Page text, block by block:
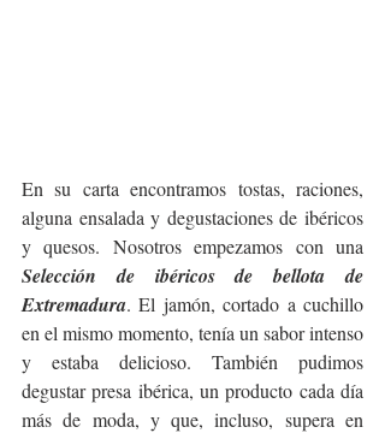
En su carta encontramos tostas, raciones,
alguna ensalada y degustaciones de ibéricos
Selección de ibéricos de bellota de
Extremadura. El jamón, cortado a cuchillo
en el mismo momento, tenía un sabor intenso
y estaba delicioso. También pudimos
degustar presa ibérica, un producto cada día
más de moda, y que, incluso, supera en